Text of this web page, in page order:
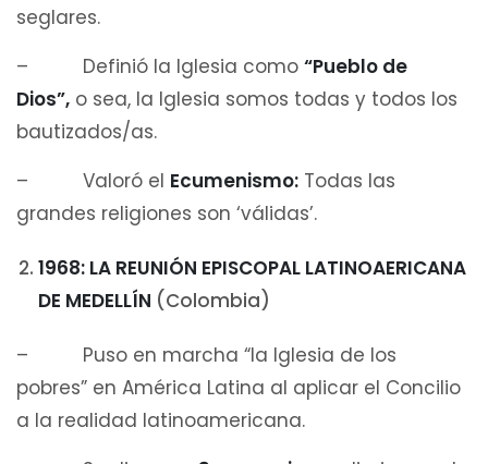
seglares.
– Definió la Iglesia como “Pueblo de
Dios”, o sea, la Iglesia somos todas y todos los
bautizados/as.
– Valoró el Ecumenismo: Todas las
grandes religiones son ‘válidas’.
1968: LA REUNIÓN EPISCOPAL LATINOAERICANA
DE MEDELLÍN (Colombia)
– Puso en marcha “la Iglesia de los
pobres” en América Latina al aplicar el Concilio
a la realidad latinoamericana.